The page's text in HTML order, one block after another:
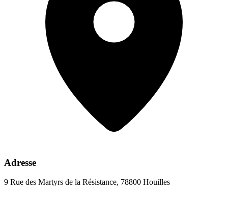
Adresse
9 Rue des Martyrs de la Résistance, 78800 Houilles